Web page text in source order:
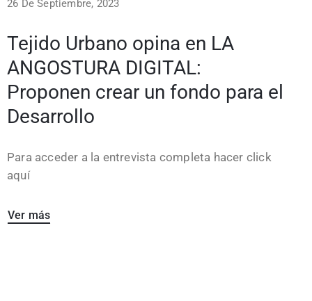
26 De Septiembre, 2023
Tejido Urbano opina en LA
ANGOSTURA DIGITAL:
Proponen crear un fondo para el
Desarrollo
Para acceder a la entrevista completa hacer click
aquí
Ver más